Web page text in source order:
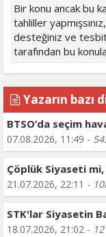
Bir konu ancak bu
tahliller
desteğiniz ve
tarafından bu
Yazarın bazı
BTSO’da seçim
07.08.2026, 11:49 -
Çöplük Siyaseti
21.07.2026, 22:11 -
STK'lar Siyasetin
18.07.2026, 21:02 -